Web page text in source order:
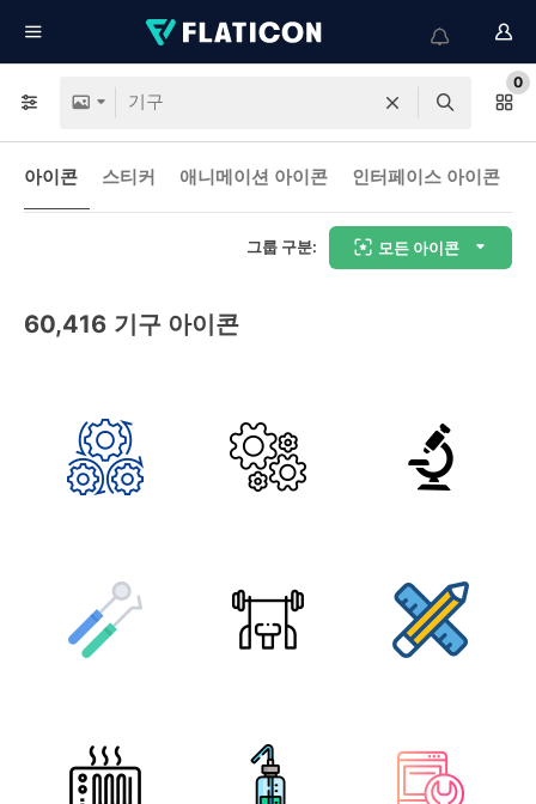
0
아이콘 스티커 애니메이션 아이콘 인터페이스 아이콘
그룹 구분: 모든 아이콘
60,416 기구 아이콘